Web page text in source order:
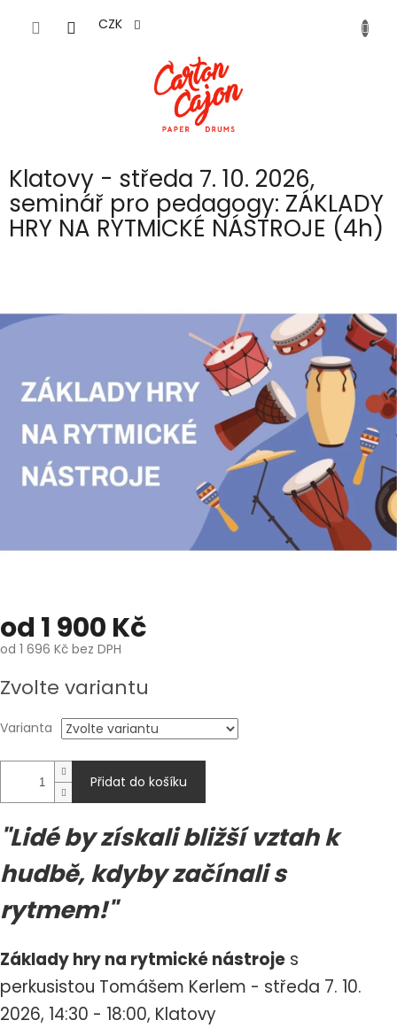
CZK
Klatovy - středa 7. 10. 2026,
seminář pro pedagogy: ZÁKLADY
HRY NA RYTMICKÉ NÁSTROJE (4h)
od 1 900 Kč
od 1 696 Kč bez DPH
cena:
Zvolte variantu
Varianta
Přidat do košíku
"Lidé by získali bližší vztah k
hudbě, kdyby začínali s
rytmem!"
Základy hry na rytmické nástroje s
perkusistou Tomášem Kerlem - středa 7. 10.
2026, 14:30 - 18:00, Klatovy